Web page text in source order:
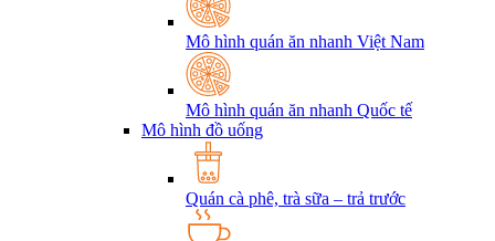
Mô hình quán ăn nhanh Việt Nam
Mô hình quán ăn nhanh Quốc tế
Mô hình đồ uống
Quán cà phê, trà sữa – trả trước